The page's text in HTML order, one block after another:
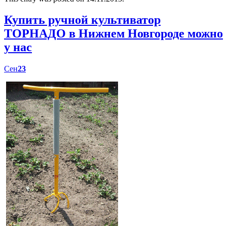
Купить ручной культиватор
ТОРНАДО в Нижнем Новгороде можно
у нас
Сен23